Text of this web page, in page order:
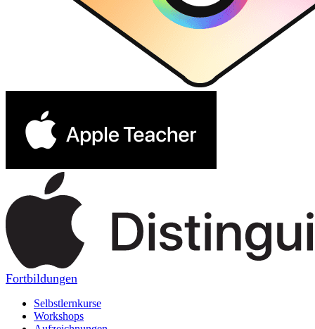
Fortbildungen
Selbstlernkurse
Workshops